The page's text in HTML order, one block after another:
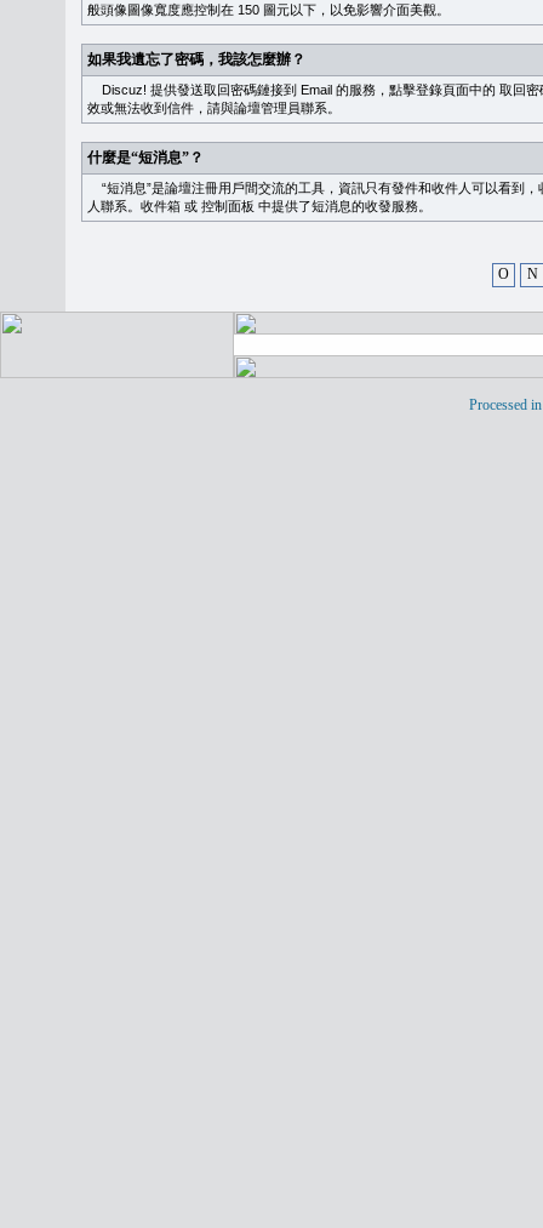
般頭像圖像寬度應控制在 150 圖元以下，以免影響介面美觀。
如果我遺忘了密碼，我該怎麼辦？
Discuz! 提供發送取回密碼鏈接到 Email 的服務，點擊登錄頁面中的 取回密
效或無法收到信件，請與論壇管理員聯系。
什麼是“短消息”？
“短消息”是論壇注冊用戶間交流的工具，資訊只有發件和收件人可以看到
人聯系。 收件箱 或 控制面板 中提供了短消息的收發服務。
O N
Processed